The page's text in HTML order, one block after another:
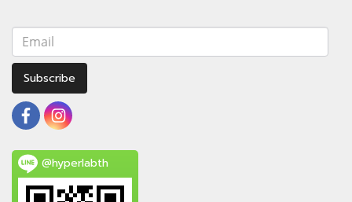
Subscribe
@hyperlabth